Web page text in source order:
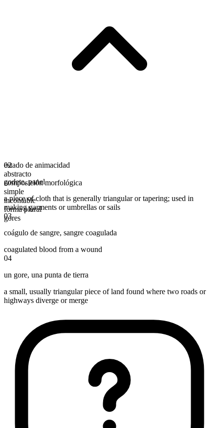
estado de animacidad
abstracto
composición morfológica
simple
incontable
forma plural
gores
02
godete,panel
a piece of cloth that is generally triangular or tapering; used in
making garments or umbrellas or sails
03
coágulo de sangre, sangre coagulada
coagulated blood from a wound
04
un gore, una punta de tierra
a small, usually triangular piece of land found where two roads or
highways diverge or merge